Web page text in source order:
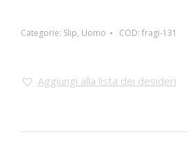
Categorie: Slip, Uomo COD: fragi-131
Aggiungi alla lista dei desideri